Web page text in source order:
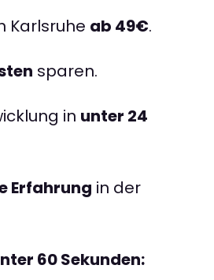
Karlsruhe ab 49€.
sparen.
in unter 24
Erfahrung in der
60 Sekunden: